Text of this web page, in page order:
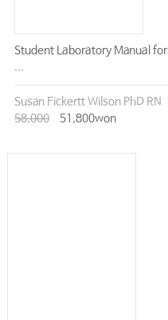
Student Laboratory Manual for
...
Susan Fickertt Wilson PhD RN
58,000
51,800won